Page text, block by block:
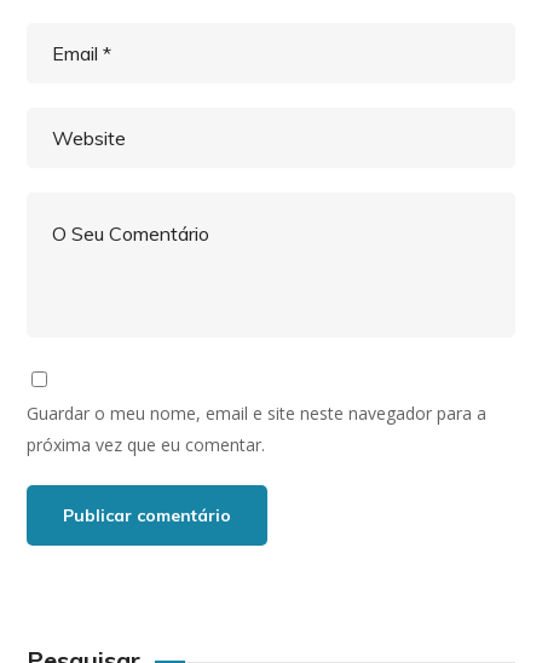
Guardar o meu nome, email e site neste navegador para a
próxima vez que eu comentar.